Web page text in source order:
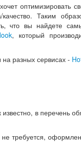
оптимизировать
Таким
что вы найдете
, который
разных сервисах -
в перечень
требуется,